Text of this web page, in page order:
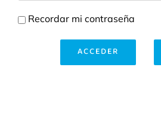
Recordar mi contraseña
ACCEDER